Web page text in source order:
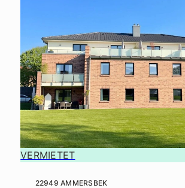
VERMIETET
22949 AMMERSBEK